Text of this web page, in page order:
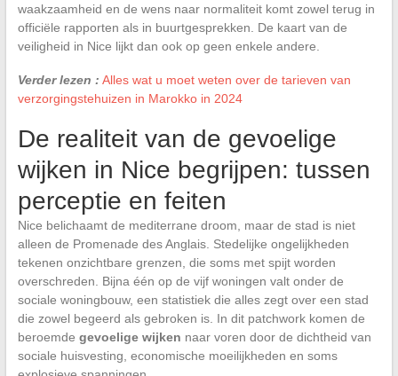
waakzaamheid en de wens naar normaliteit komt zowel terug in
officiële rapporten als in buurtgesprekken. De kaart van de
veiligheid in Nice lijkt dan ook op geen enkele andere.
Verder lezen : Alles wat u moet weten over de tarieven van
verzorgingstehuizen in Marokko in 2024
De realiteit van de gevoelige
wijken in Nice begrijpen: tussen
perceptie en feiten
Nice belichaamt de mediterrane droom, maar de stad is niet
alleen de Promenade des Anglais. Stedelijke ongelijkheden
tekenen onzichtbare grenzen, die soms met spijt worden
overschreden. Bijna één op de vijf woningen valt onder de
sociale woningbouw, een statistiek die alles zegt over een stad
die zowel begeerd als gebroken is. In dit patchwork komen de
beroemde gevoelige wijken naar voren door de dichtheid van
sociale huisvesting, economische moeilijkheden en soms